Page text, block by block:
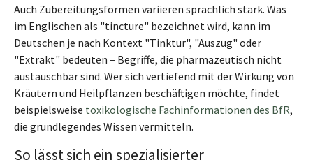
Auch Zubereitungsformen variieren sprachlich stark. Was
im Englischen als "tincture" bezeichnet wird, kann im
Deutschen je nach Kontext "Tinktur", "Auszug" oder
"Extrakt" bedeuten – Begriffe, die pharmazeutisch nicht
austauschbar sind. Wer sich vertiefend mit der Wirkung von
Kräutern und Heilpflanzen beschäftigen möchte, findet
beispielsweise toxikologische Fachinformationen des BfR,
die grundlegendes Wissen vermitteln.
So lässt sich ein spezialisierter